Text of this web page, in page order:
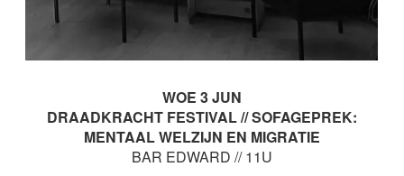
WOE 3 JUN
DRAADKRACHT FESTIVAL // SOFAGEPREK:
MENTAAL WELZIJN EN MIGRATIE
BAR EDWARD // 11U